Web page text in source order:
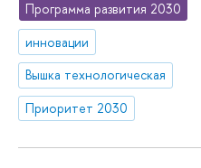
Программа развития 2030
инновации
Вышка технологическая
Приоритет 2030